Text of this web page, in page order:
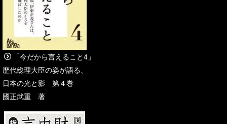
「今だから言えること4」
歴代総理大臣の姿が語る、
日本の光と影 第４巻
國正武重 著